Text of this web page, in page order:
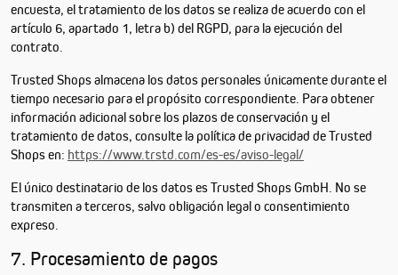
encuesta, el tratamiento de los datos se realiza de acuerdo con el
artículo 6, apartado 1, letra b) del RGPD, para la ejecución del
contrato.
Trusted Shops almacena los datos personales únicamente durante el
tiempo necesario para el propósito correspondiente. Para obtener
información adicional sobre los plazos de conservación y el
tratamiento de datos, consulte la política de privacidad de Trusted
Shops en: https://www.trstd.com/es-es/aviso-legal/
El único destinatario de los datos es Trusted Shops GmbH. No se
transmiten a terceros, salvo obligación legal o consentimiento
expreso.
7. Procesamiento de pagos